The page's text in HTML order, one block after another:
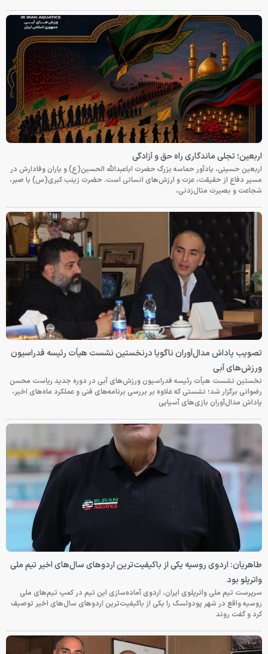
اربعین؛ تجلی ماندگاری راه حق و آزادگی
اربعین حسینی، یادآور حماسه بزرگ حضرت اباعبدالله الحسین(ع) و یاران وفادارش در
مسیر دفاع از حقیقت، عزت و ارزش‌های انسانی است. حضرت زینب کبری(س) با صبر،
شجاعت و بصیرت مثال‌زدنی،
تصویب پاداش مدال‌آوران ناگویا درنخستین نشست هیأت رئیسه فدراسیون
ورزش‌های آبی
نخستین نشست هیأت رئیسه فدراسیون ورزش‌های آبی در دوره جدید ریاست محسن
رضوانی برگزار شد؛ نشستی که علاوه بر بررسی برنامه‌های فنی و عملکرد ماه‌های اخیر،
پاداش مدال‌آوران بازی‌های آسیایی
طاهریان: اردوی روسیه یکی از باکیفیت‌ترین اردوهای سال‌های اخیر تیم ملی
واترپلو بود
سرپرست تیم ملی واترپلوی ایران، اردوی آماده‌سازی این تیم در کمپ تیم‌های ملی
روسیه واقع در شهر پودولسک را یکی از باکیفیت‌ترین اردوهای سال‌های اخیر توصیف
کرد و گفت روند